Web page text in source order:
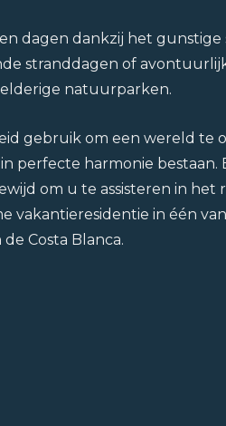
dagen dankzij het gunstige
stranddagen of
natuurparken.
gebruik om een wereld te
perfecte harmonie bestaan.
om u te assisteren in het
vakantieresidentie in één
Costa Blanca.